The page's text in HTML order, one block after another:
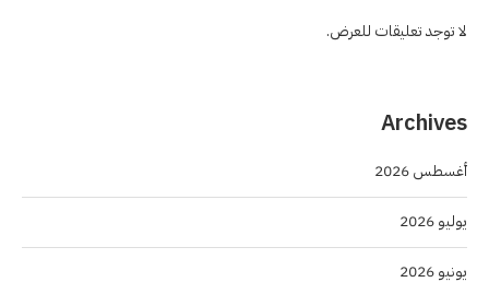
لا توجد تعليقات للعرض.
Archives
أغسطس 2026
يوليو 2026
يونيو 2026